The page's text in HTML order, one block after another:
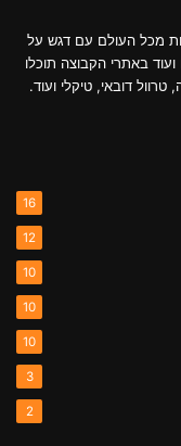
מכל העולם עם דגש על
באתרי הקבוצה תוכלו
טרוול דובאי, טיקלי ועוד.
16
12
10
10
10
3
2